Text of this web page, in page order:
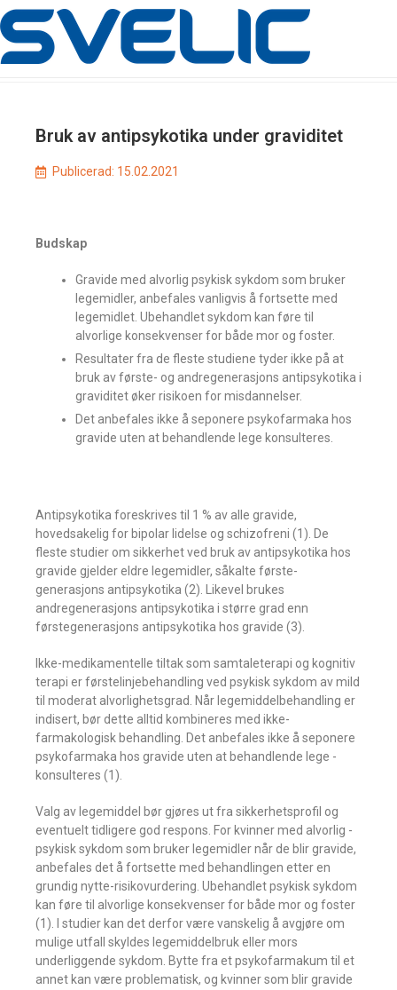
Bruk av antipsykotika under graviditet
Publicerad: 15.02.2021
Budskap
Gravide med alvorlig psykisk sykdom som bruker
legemidler, anbefales vanligvis å fortsette med
legemidlet. Ubehandlet sykdom kan føre til
alvorlige konsekvenser for både mor og foster.
Resultater fra de fleste studiene tyder ikke på at
bruk av første- og andre­generasjons antipsykotika i
graviditet øker risikoen for misdannelser.
Det anbefales ikke å seponere psykofarmaka hos
gravide uten at behandlende lege konsulteres.
Antipsykotika foreskrives til 1 % av alle gravide,
hovedsakelig for bipolar lidelse og schizofreni (1). De
fleste studier om sikkerhet ved bruk av antipsykotika hos
gravide gjelder eldre legemidler, såkalte første­
generasjons antipsykotika (2). ­Likevel ­brukes
andregenerasjons antipsykotika i større grad enn
førstegenerasjons antipsykotika hos gravide (3).
Ikke-medikamentelle tiltak som samtale­terapi og kognitiv
terapi er førstelinjebehandling ved psykisk sykdom av mild
til moderat alvorlighetsgrad. Når legemiddelbehandling er
indisert, bør dette alltid kombineres med ikke-
farmakologisk behandling. Det anbefales ikke å seponere
psykofarmaka hos gravide uten at behandlende lege ­
konsulteres (1).
Valg av legemiddel bør gjøres ut fra sikkerhetsprofil og
eventuelt tidligere god respons. For kvinner med alvorlig ­
psykisk sykdom som bruker legemidler når de blir gravide,
anbefales det å fortsette med behandlingen etter en
grundig nytte-risiko­vurdering. Ubehandlet psykisk sykdom
kan føre til alvorlige konsekvenser for både mor og foster
(1). I studier kan det derfor være ­vanskelig å avgjøre om
mulige utfall skyldes legemiddelbruk eller mors
underliggende sykdom. Bytte fra et psykofarmakum til et
annet kan være problematisk, og kvinner som blir gravide